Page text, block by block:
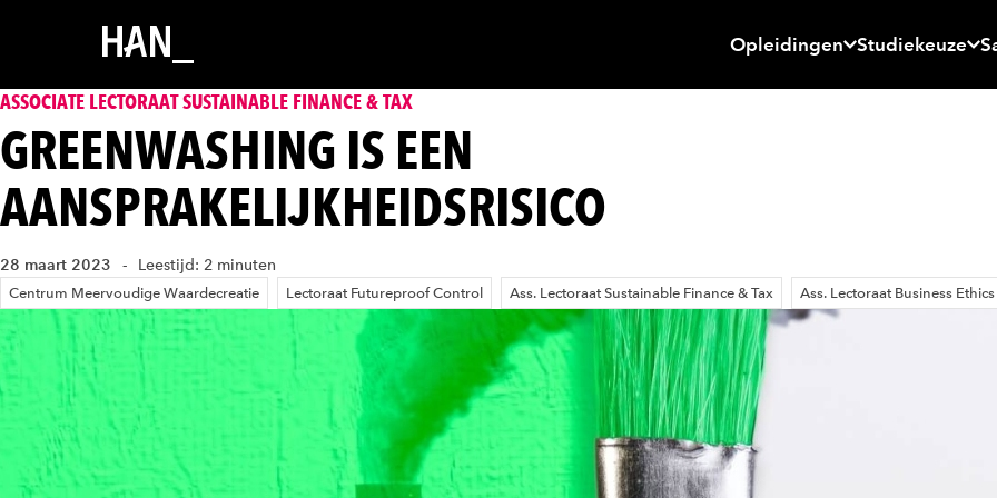
Opleidingen Studiekeuze
ASSOCIATE LECTORAAT SUSTAINABLE FINANCE & TAX
GREENWASHING IS EEN
AANSPRAKELIJKHEIDSRISICO
28 maart 2023 Leestijd: 2 minuten
Centrum Meervoudige Waardecreatie Lectoraat Futureproof Control Ass. Lectoraat Sustainable Finance & Tax Ass. Lectoraat Business Ethics